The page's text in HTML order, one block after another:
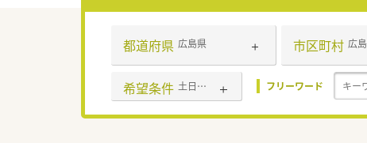
都道府県 広島県 市区町村 広
希望条件 土日休み(相談可含む) フリーワード